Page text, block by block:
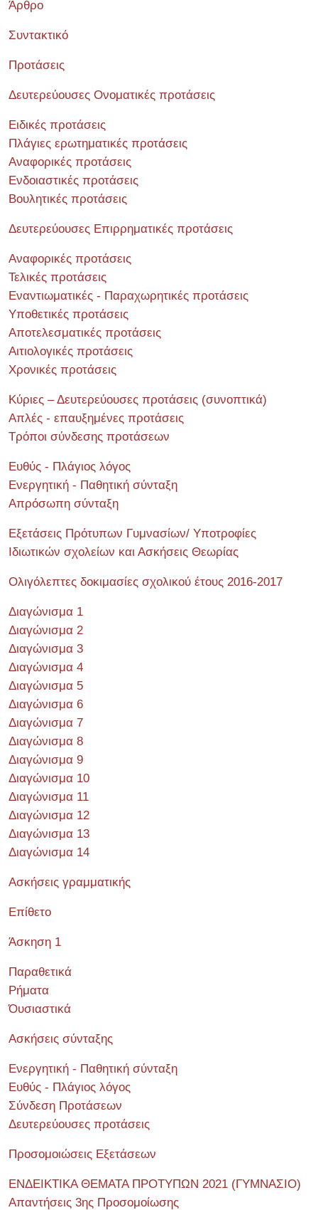
Άρθρο
Συντακτικό
Προτάσεις
Δευτερεύουσες Ονοματικές προτάσεις
Ειδικές προτάσεις
Πλάγιες ερωτηματικές προτάσεις
Αναφορικές προτάσεις
Ενδοιαστικές προτάσεις
Βουλητικές προτάσεις
Δευτερεύουσες Επιρρηματικές προτάσεις
Αναφορικές προτάσεις
Τελικές προτάσεις
Εναντιωματικές - Παραχωρητικές προτάσεις
Υποθετικές προτάσεις
Αποτελεσματικές προτάσεις
Αιτιολογικές προτάσεις
Χρονικές προτάσεις
Κύριες – Δευτερεύουσες προτάσεις (συνοπτικά)
Απλές - επαυξημένες προτάσεις
Τρόποι σύνδεσης προτάσεων
Ευθύς - Πλάγιος λόγος
Ενεργητική - Παθητική σύνταξη
Απρόσωπη σύνταξη
Εξετάσεις Πρότυπων Γυμνασίων/ Υποτροφίες
Ιδιωτικών σχολείων και Ασκήσεις Θεωρίας
Ολιγόλεπτες δοκιμασίες σχολικού έτους 2016-2017
Διαγώνισμα 1
Διαγώνισμα 2
Διαγώνισμα 3
Διαγώνισμα 4
Διαγώνισμα 5
Διαγώνισμα 6
Διαγώνισμα 7
Διαγώνισμα 8
Διαγώνισμα 9
Διαγώνισμα 10
Διαγώνισμα 11
Διαγώνισμα 12
Διαγώνισμα 13
Διαγώνισμα 14
Ασκήσεις γραμματικής
Επίθετο
Άσκηση 1
Παραθετικά
Ρήματα
Όυσιαστικά
Ασκήσεις σύνταξης
Ενεργητική - Παθητική σύνταξη
Ευθύς - Πλάγιος λόγος
Σύνδεση Προτάσεων
Δευτερεύουσες προτάσεις
Προσομοιώσεις Εξετάσεων
ΕΝΔΕΙΚΤΙΚΑ ΘΕΜΑΤΑ ΠΡΟΤΥΠΩΝ 2021 (ΓΥΜΝΑΣΙΟ)
Απαντήσεις 3ης Προσομοίωσης